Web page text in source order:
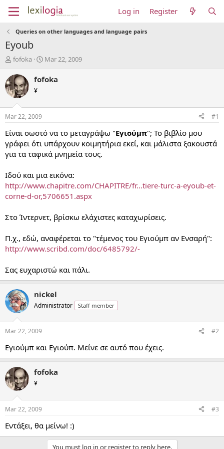
Log in Register
Queries on other languages and language pairs
Eyoub
T
r
e
a
d
t
a
t
e
fofoka
S
a
t
e
Mar 22, 2009
fofoka
¥
Mar 22, 2009 #1
Είναι σωστό να το μεταγράψω "Εγιούμπ"; Το βιβλίο μου
γράφει ότι υπάρχουν κοιμητήρια εκεί, και μάλιστα ξακουστά
για τα ταφικά μνημεία τους.
Ιδού και μια εικόνα:
http://www.chapitre.com/CHAPITRE/fr...tiere-turc-a-eyoub-et-
corne-d-or,5706651.aspx
Στο Ίντερνετ, βρίσκω ελάχιστες καταχωρίσεις.
Π.χ., εδώ, αναφέρεται το "τέμενος του Εγιούμπ αν Ενσαρή":
http://www.scribd.com/doc/6485792/-
Σας ευχαριστώ και πάλι.
nickel
Administrator Staff member
Mar 22, 2009 #2
Εγιούμπ και Εγιούπ. Μείνε σε αυτό που έχεις.
fofoka
¥
Mar 22, 2009 #3
Εντάξει, θα μείνω! :)
You must log in or register to reply here.